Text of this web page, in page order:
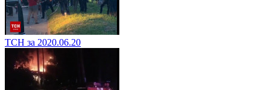
ТСН за 2020.06.20